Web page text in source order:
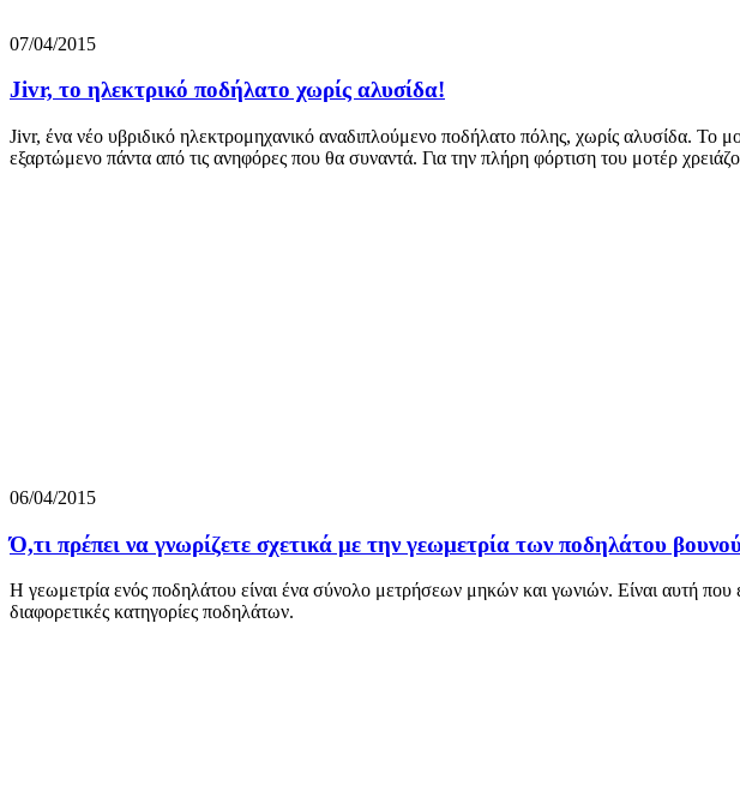
07/04/2015
Jivr, το ηλεκτρικό ποδήλατο χωρίς αλυσίδα!
Jivr, ένα νέο υβριδικό ηλεκτρομηχανικό αναδιπλούμενο ποδήλατο πόλης, χωρίς αλυσίδα. Το
εξαρτώμενο πάντα από τις ανηφόρες που θα συναντά. Για την πλήρη φόρτιση του μοτέρ
06/04/2015
Ό,τι πρέπει να γνωρίζετε σχετικά με την γεωμετρία των ποδηλάτου
Η γεωμετρία ενός ποδηλάτου είναι ένα σύνολο μετρήσεων μηκών και γωνιών. Είναι αυτή
διαφορετικές κατηγορίες ποδηλάτων.